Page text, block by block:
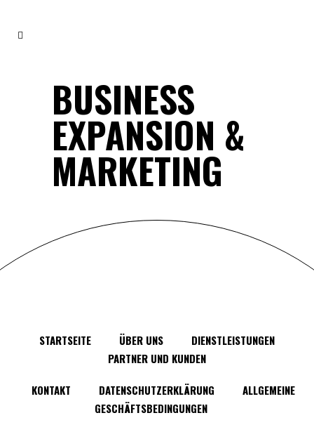
BUSINESS
EXPANSION &
MARKETING
STARTSEITE ÜBER UNS
DIENSTLEISTUNGEN
PARTNER UND KUNDEN
KONTAKT DATENSCHUTZERKLÄRUNG
ALLGEMEINE
GESCHÄFTSBEDINGUNGEN